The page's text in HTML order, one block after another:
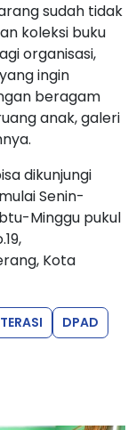
sudah tidak
koleksi buku
organisasi,
ingin
beragam
anak, galeri
dikunjungi
Senin-
Minggu pukul
Kota
DPAD